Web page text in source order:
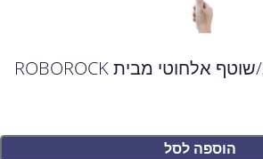
הוספה לסל